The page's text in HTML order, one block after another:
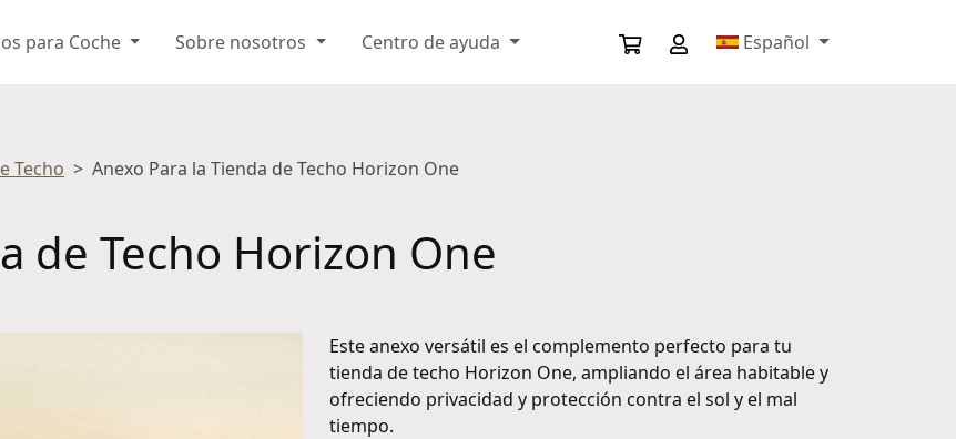
para Coche Sobre nosotros Centro de ayuda Español
Techo Anexo Para la Tienda de Techo Horizon One
de Techo Horizon One
Este anexo versátil es el complemento perfecto para tu
tienda de techo Horizon One, ampliando el área habitable y
ofreciendo privacidad y protección contra el sol y el mal
tiempo.